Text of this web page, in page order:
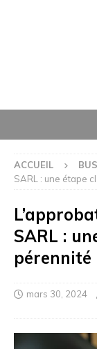
ACCUEIL
SARL : une étape
SARL :
pérennité
mars 30, 2024